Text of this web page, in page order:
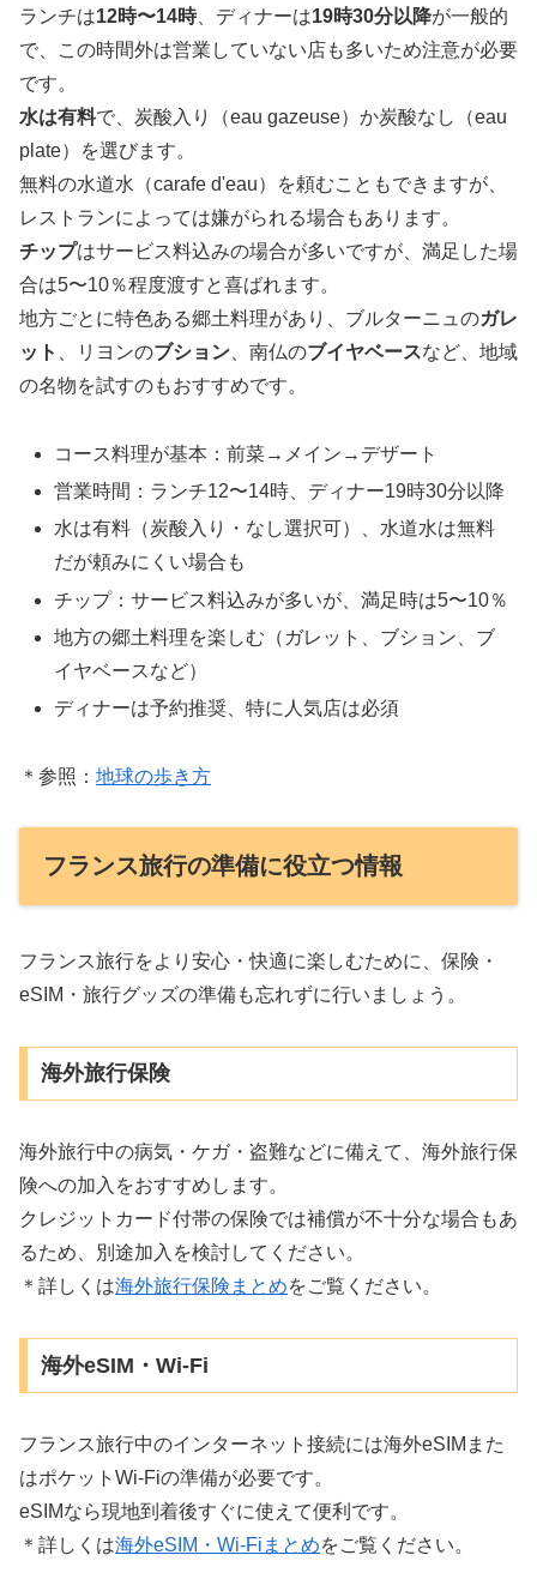
ランチは12時〜14時、ディナーは19時30分以降が一般的
で、この時間外は営業していない店も多いため注意が必要
です。
水は有料で、炭酸入り（eau gazeuse）か炭酸なし（eau
plate）を選びます。
無料の水道水（carafe d'eau）を頼むこともできますが、
レストランによっては嫌がられる場合もあります。
チップはサービス料込みの場合が多いですが、満足した場
合は5〜10％程度渡すと喜ばれます。
地方ごとに特色ある郷土料理があり、ブルターニュのガレ
ット
、リヨンのブション 、南仏のブイヤベースなど、地域
の名物を試すのもおすすめです。
コース料理が基本：前菜→メイン→デザート
営業時間：ランチ12〜14時、ディナー19時30分以降
水は有料（炭酸入り・なし選択可）、水道水は無料
だが頼みにくい場合も
チップ：サービス料込みが多いが、満足時は5〜10％
地方の郷土料理を楽しむ（ガレット、ブション、ブ
イヤベースなど）
ディナーは予約推奨、特に人気店は必須
＊参照： 地球の歩き方
フランス旅行の準備に役立つ情報
フランス旅行をより安心・快適に楽しむために、保険・
eSIM・旅行グッズの準備も忘れずに行いましょう。
海外旅行保険
海外旅行中の病気・ケガ・盗難などに備えて、海外旅行保
険への加入をおすすめします。
クレジットカード付帯の保険では補償が不十分な場合もあ
るため、別途加入を検討してください。
＊詳しくは海外旅行保険まとめをご覧ください。
海外eSIM・Wi-Fi
フランス旅行中のインターネット接続には海外eSIMまた
はポケットWi-Fiの準備が必要です。
eSIMなら現地到着後すぐに使えて便利です。
＊詳しくは海外eSIM・Wi-Fiまとめをご覧ください。